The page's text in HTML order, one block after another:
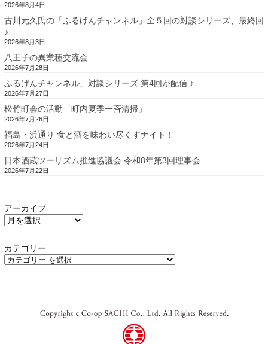
2026年8月4日
古川元久氏の「ふるげんチャンネル」全５回の対談シリーズ、最終回
♪
2026年8月3日
八王子の異業種交流会
2026年7月28日
ふるげんチャンネル」対談シリーズ 第4回が配信 ♪
2026年7月27日
松竹町会の活動「町内夏季一斉清掃」
2026年7月26日
福島・浜通り 食と酒を味わい尽くすナイト！
2026年7月24日
日本酒蔵ツーリズム推進協議会 令和8年第3回理事会
2026年7月22日
アーカイブ
カテゴリー